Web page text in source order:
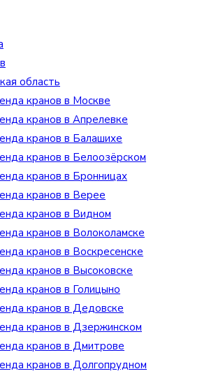
область
кранов в Москве
кранов в Апрелевке
кранов в Балашихе
кранов в Белоозёрском
кранов в Бронницах
кранов в Верее
кранов в Видном
кранов в Волоколамске
кранов в Воскресенске
кранов в Высоковске
кранов в Голицыно
кранов в Дедовске
кранов в Дзержинском
кранов в Дмитрове
кранов в Долгопрудном